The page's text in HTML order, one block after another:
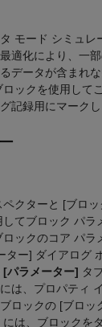
モード シミュレ
適化により、一
データが含まれ
ックを使用して
記録用にマークし
クターと [ブロ
てブロック パラ
ックのコア パラ
ター] ダイアログ
[パラメーター] タ
は、プロパティ
ロックの [ブロッ
は、ブロックを